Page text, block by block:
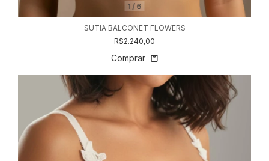
1 / 6
SUTIA BALCONET FLOWERS
R$2.240,00
Comprar